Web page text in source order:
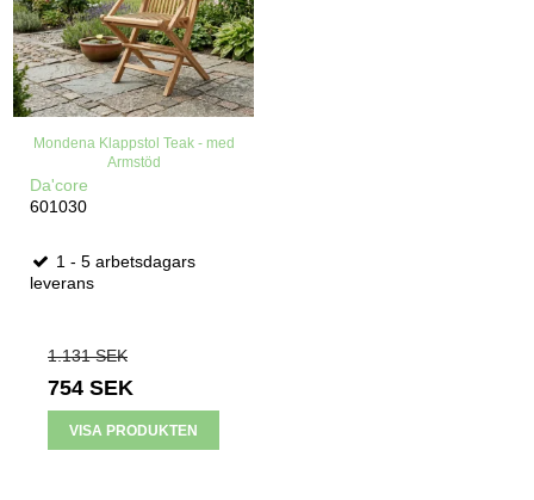
Mondena Klappstol Teak - med
Armstöd
Da'core
601030
1 - 5 arbetsdagars
leverans
1.131 SEK
754 SEK
VISA PRODUKTEN